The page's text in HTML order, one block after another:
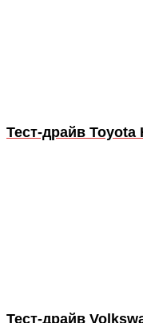
Тест-драйв Toyota
Тест-драйв